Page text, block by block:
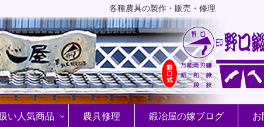
各種農具の製作・販売・修理
い人気商品 農具修理 鍛冶屋の嫁ブログ お